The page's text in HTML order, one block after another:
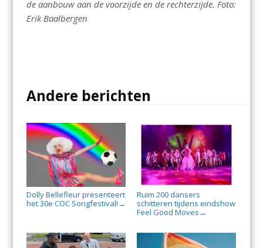
de aanbouw aan de voorzijde en de rechterzijde. Foto:
Erik Baalbergen
Andere berichten
Dolly Bellefleur presenteert
het 30e COC Songfestival! →
Ruim 200 dansers
schitteren tijdens eindshow
Feel Good Moves →